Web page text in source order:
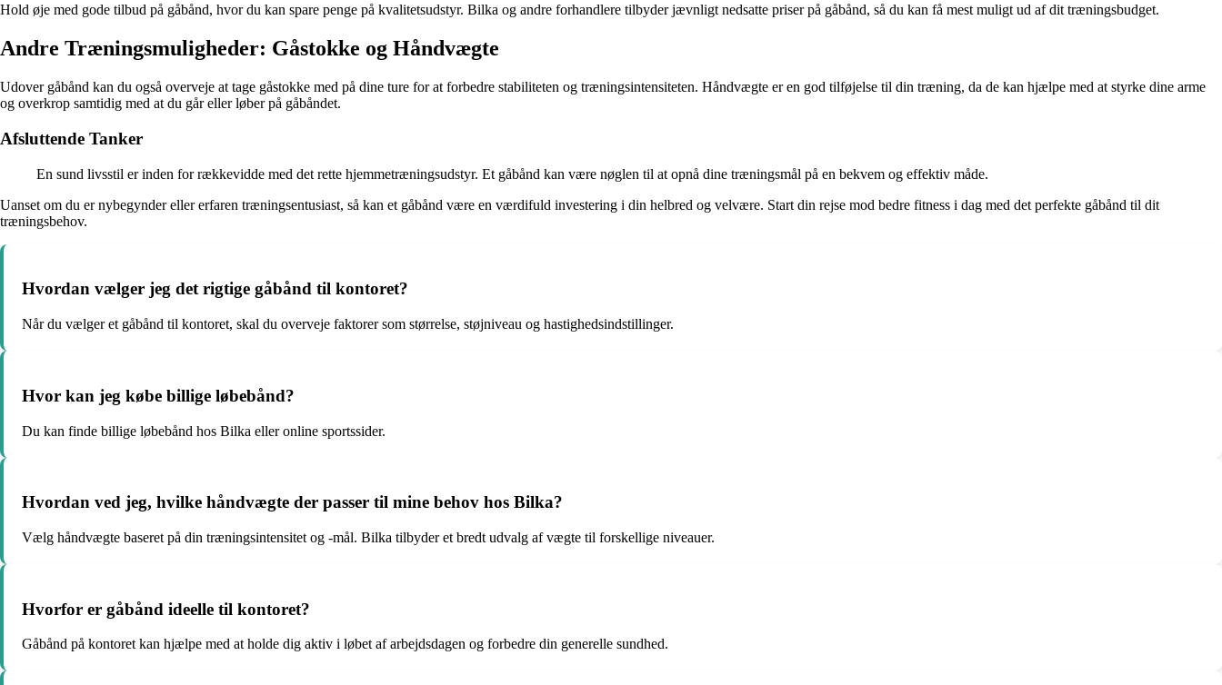
Hold øje med gode tilbud på gåbånd, hvor du kan spare penge på kvalitetsudstyr. Bilka og andre forhandlere tilbyder jævnligt nedsatte priser på gåbånd, så du kan få mest muligt ud af dit træningsbudget.
Andre Træningsmuligheder: Gåstokke og Håndvægte
Udover gåbånd kan du også overveje at tage gåstokke med på dine ture for at forbedre stabiliteten og træningsintensiteten. Håndvægte er en god tilføjelse til din træning, da de kan hjælpe med at styrke dine arme
og overkrop samtidig med at du går eller løber på gåbåndet.
Afsluttende Tanker
En sund livsstil er inden for rækkevidde med det rette hjemmetræningsudstyr. Et gåbånd kan være nøglen til at opnå dine træningsmål på en bekvem og effektiv måde.
Uanset om du er nybegynder eller erfaren træningsentusiast, så kan et gåbånd være en værdifuld investering i din helbred og velvære. Start din rejse mod bedre fitness i dag med det perfekte gåbånd til dit
træningsbehov.
Hvordan vælger jeg det rigtige gåbånd til kontoret?
Når du vælger et gåbånd til kontoret, skal du overveje faktorer som størrelse, støjniveau og hastighedsindstillinger.
Hvor kan jeg købe billige løbebånd?
Du kan finde billige løbebånd hos Bilka eller online sportssider.
Hvordan ved jeg, hvilke håndvægte der passer til mine behov hos Bilka?
Vælg håndvægte baseret på din træningsintensitet og -mål. Bilka tilbyder et bredt udvalg af vægte til forskellige niveauer.
Hvorfor er gåbånd ideelle til kontoret?
Gåbånd på kontoret kan hjælpe med at holde dig aktiv i løbet af arbejdsdagen og forbedre din generelle sundhed.